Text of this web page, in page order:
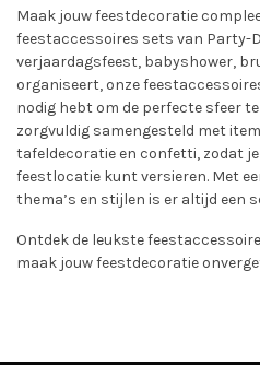
Maak jouw feestdecoratie
feestaccessoires sets van Party-
verjaardagsfeest, babyshower,
organiseert, onze
nodig hebt om de perfecte sfeer
zorgvuldig samengesteld met
tafeldecoratie en confetti, zodat je
feestlocatie kunt versieren. Met
thema’s en stijlen is er altijd een
Ontdek de leukste
maak jouw feestdecoratie